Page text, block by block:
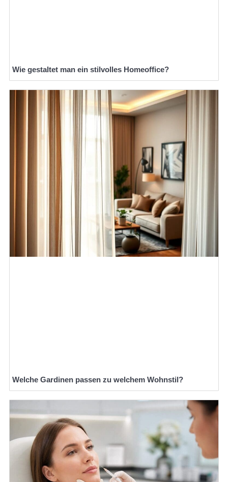
Wie gestaltet man ein stilvolles Homeoffice?
Welche Gardinen passen zu welchem Wohnstil?